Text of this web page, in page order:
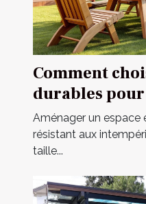
Comment
durables pour
extérieur ?
Aménager un espace
résistant aux
taille...